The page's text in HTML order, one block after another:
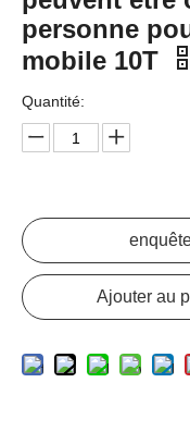
personne
mobile 10T
Quantité:
Ajouter au